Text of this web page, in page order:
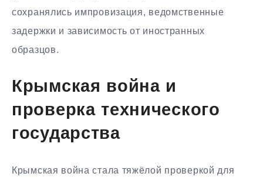
сохранялись импровизация, ведомственные
задержки и зависимость от иностранных
образцов.
Крымская война и
проверка технического
государства
Крымская война стала тяжёлой проверкой для